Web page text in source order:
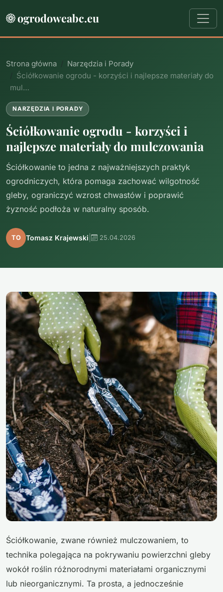
ogrodoweabc.eu
Strona główna
Narzędzia i Porady
Ściółkowanie ogrodu - korzyści i najlepsze materiały do
mul…
NARZĘDZIA I PORADY
Ściółkowanie ogrodu - korzyści i
najlepsze materiały do mulczowania
Ściółkowanie to jedna z najważniejszych praktyk
ogrodniczych, która pomaga zachować wilgotność
gleby, ograniczyć wzrost chwastów i poprawić
żyzność podłoża w naturalny sposób.
TO Tomasz Krajewski 25.04.2026
Ściółkowanie, zwane również mulczowaniem, to
technika polegająca na pokrywaniu powierzchni gleby
wokół roślin różnorodnymi materiałami organicznymi
lub nieorganicznymi. Ta prosta, a jednocześnie